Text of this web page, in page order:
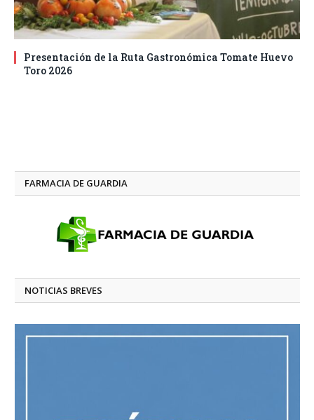
Presentación de la Ruta Gastronómica Tomate Huevo
Toro 2026
FARMACIA DE GUARDIA
NOTICIAS BREVES